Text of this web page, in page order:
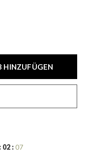
HINZUFÜGEN
02 :07